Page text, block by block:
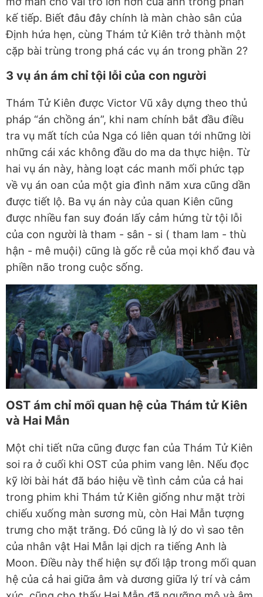
kế tiếp. Biết đâu đây chính là màn chào sân của
Định hứa hẹn, cùng Thám tử Kiên trở thành một
cặp bài trùng trong phá các vụ án trong phần 2?
3 vụ án ám chỉ tội lỗi của con người
Thám Tử Kiên được Victor Vũ xây dựng theo thủ
pháp “án chồng án”, khi nam chính bắt đầu điều
tra vụ mất tích của Nga có liên quan tới những lời
những cái xác không đầu do ma da thực hiện. Từ
hai vụ án này, hàng loạt các manh mối phức tạp
về vụ án oan của một gia đình năm xưa cũng dần
được tiết lộ. Ba vụ án này của quan Kiên cũng
được nhiều fan suy đoán lấy cảm hứng từ tội lỗi
của con người là tham - sân - si ( tham lam - thù
hận - mê muội) cũng là gốc rễ của mọi khổ đau và
phiền não trong cuộc sống.
OST ám chỉ mối quan hệ của Thám tử Kiên
và Hai Mẫn
Một chi tiết nữa cũng được fan của Thám Tử Kiên
soi ra ở cuối khi OST của phim vang lên. Nếu đọc
kỹ lời bài hát đã báo hiệu về tình cảm của cả hai
trong phim khi Thám tử Kiên giống như mặt trời
chiếu xuống màn sương mù, còn Hai Mẫn tượng
trưng cho mặt trăng. Đó cũng là lý do vì sao tên
của nhân vật Hai Mẫn lại dịch ra tiếng Anh là
Moon. Điều này thể hiện sự đối lập trong mối quan
hệ của cả hai giữa âm và dương giữa lý trí và cảm